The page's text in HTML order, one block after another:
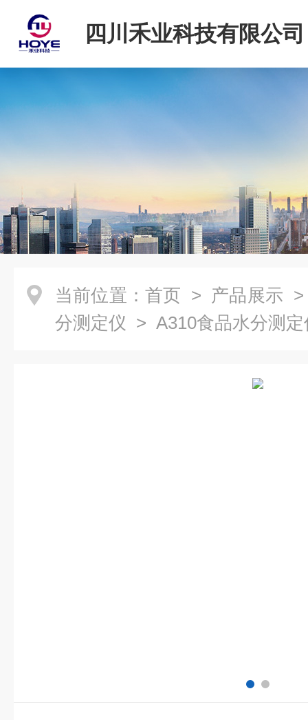
四川禾业科技有限公司
当前位置： 首页 > 产品展示
分测定仪 > A310食品水分测定